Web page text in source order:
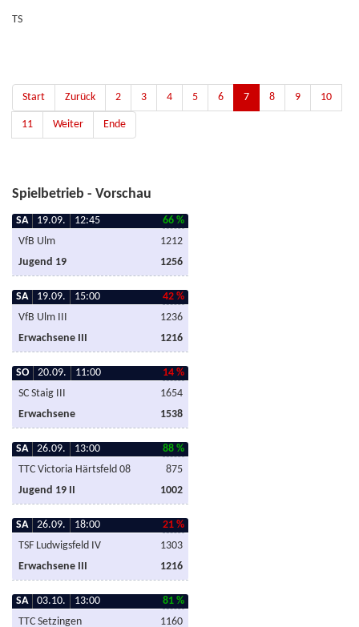
TS
Start Zurück 2 3 4 5 6 7 8 9 10
11 Weiter Ende
Spielbetrieb - Vorschau
SA 19.09. 12:45
66 %
VfB Ulm
1212
Jugend 19
1256
SA 19.09. 15:00
42 %
VfB Ulm III
1236
Erwachsene III
1216
SO 20.09. 11:00
14 %
SC Staig III
1654
Erwachsene
1538
SA 26.09. 13:00
88 %
TTC Victoria Härtsfeld 08
875
Jugend 19 II
1002
SA 26.09. 18:00
21 %
TSF Ludwigsfeld IV
1303
Erwachsene III
1216
SA 03.10. 13:00
81 %
TTC Setzingen
1160